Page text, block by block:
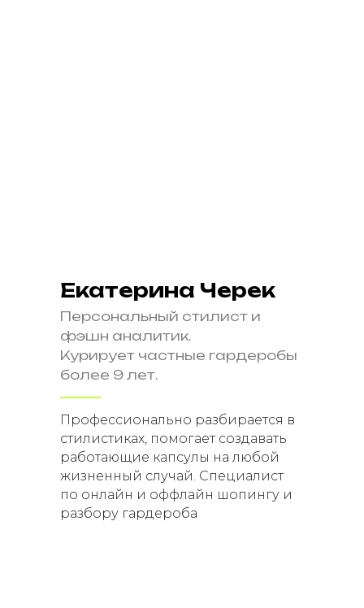
Екатерина Черек
Персональный стилист и
фэшн аналитик.
Курирует частные гардеробы
более 9 лет.
Профессионально разбирается в
стилистиках, помогает создавать
работающие капсулы на любой
жизненный случай. Специалист
по онлайн и оффлайн шопингу и
разбору гардероба